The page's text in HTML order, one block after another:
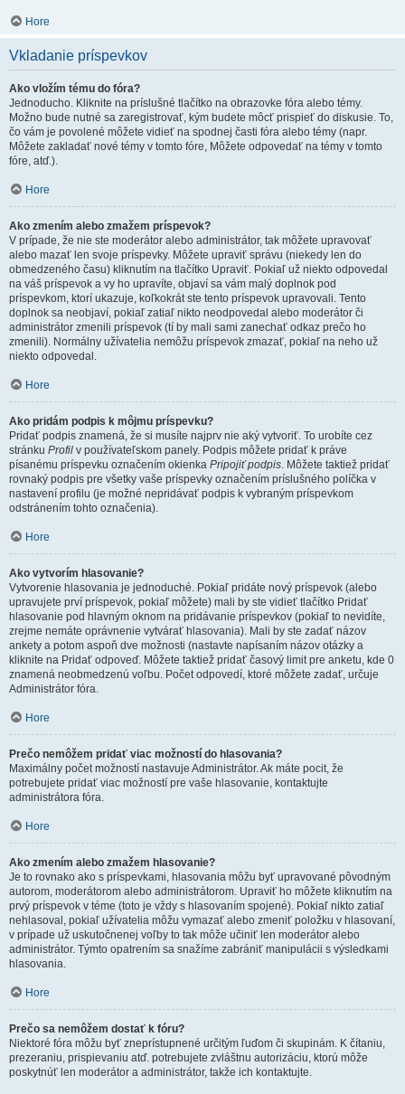
Hore
Vkladanie príspevkov
Ako vložím tému do fóra?
Jednoducho. Kliknite na príslušné tlačítko na obrazovke fóra alebo témy.
Možno bude nutné sa zaregistrovať, kým budete môcť prispieť do diskusie. To,
čo vám je povolené môžete vidieť na spodnej časti fóra alebo témy (napr.
Môžete zakladať nové témy v tomto fóre, Môžete odpovedať na témy v tomto
fóre, atď.).
Hore
Ako zmením alebo zmažem príspevok?
V prípade, že nie ste moderátor alebo administrátor, tak môžete upravovať
alebo mazať len svoje príspevky. Môžete upraviť správu (niekedy len do
obmedzeného času) kliknutím na tlačítko Upraviť. Pokiaľ už niekto odpovedal
na váš príspevok a vy ho upravíte, objaví sa vám malý doplnok pod
príspevkom, ktorí ukazuje, koľkokrát ste tento príspevok upravovali. Tento
doplnok sa neobjaví, pokiaľ zatiaľ nikto neodpovedal alebo moderátor či
administrátor zmenili príspevok (tí by mali sami zanechať odkaz prečo ho
zmenili). Normálny užívatelia nemôžu príspevok zmazať, pokiaľ na neho už
niekto odpovedal.
Hore
Ako pridám podpis k môjmu príspevku?
Pridať podpis znamená, že si musíte najprv nie aký vytvoriť. To urobíte cez
stránku Profil v používateľskom panely. Podpis môžete pridať k práve
písanému príspevku označením okienka Pripojiť podpis. Môžete taktiež pridať
rovnaký podpis pre všetky vaše príspevky označením príslušného políčka v
nastavení profilu (je možné nepridávať podpis k vybraným príspevkom
odstránením tohto označenia).
Hore
Ako vytvorím hlasovanie?
Vytvorenie hlasovania je jednoduché. Pokiaľ pridáte nový príspevok (alebo
upravujete prví príspevok, pokiaľ môžete) mali by ste vidieť tlačítko Pridať
hlasovanie pod hlavným oknom na pridávanie príspevkov (pokiaľ to nevidíte,
zrejme nemáte oprávnenie vytvárať hlasovania). Mali by ste zadať názov
ankety a potom aspoň dve možnosti (nastavte napísaním názov otázky a
kliknite na Pridať odpoveď. Môžete taktiež pridať časový limit pre anketu, kde 0
znamená neobmedzenú voľbu. Počet odpovedí, ktoré môžete zadať, určuje
Administrátor fóra.
Hore
Prečo nemôžem pridať viac možností do hlasovania?
Maximálny počet možností nastavuje Administrátor. Ak máte pocit, že
potrebujete pridať viac možností pre vaše hlasovanie, kontaktujte
administrátora fóra.
Hore
Ako zmením alebo zmažem hlasovanie?
Je to rovnako ako s príspevkami, hlasovania môžu byť upravované pôvodným
autorom, moderátorom alebo administrátorom. Upraviť ho môžete kliknutím na
prvý príspevok v téme (toto je vždy s hlasovaním spojené). Pokiaľ nikto zatiaľ
nehlasoval, pokiaľ užívatelia môžu vymazať alebo zmeniť položku v hlasovaní,
v prípade už uskutočnenej voľby to tak môže učiniť len moderátor alebo
administrátor. Týmto opatrením sa snažíme zabrániť manipulácii s výsledkami
hlasovania.
Hore
Prečo sa nemôžem dostať k fóru?
Niektoré fóra môžu byť zneprístupnené určitým ľuďom či skupinám. K čítaniu,
prezeraniu, prispievaniu atď. potrebujete zvláštnu autorizáciu, ktorú môže
poskytnúť len moderátor a administrátor, takže ich kontaktujte.